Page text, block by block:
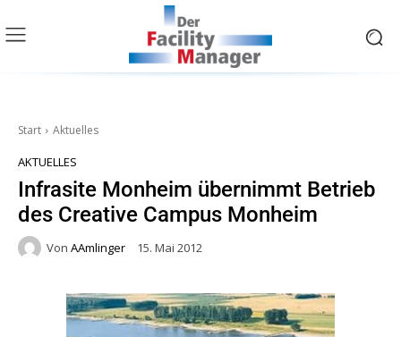
Start Aktuelles
AKTUELLES
Infrasite Monheim übernimmt Betrieb
des Creative Campus Monheim
Von AAmlinger 15. Mai 2012